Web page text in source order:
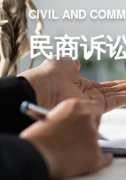
CIVIL AND
民商诉